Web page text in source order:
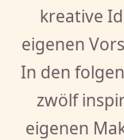
kreative
eigenen
In den
zwölf
eigenen